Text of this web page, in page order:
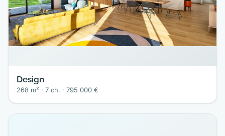
Design
268 m² · 7 ch. · 795 000 €